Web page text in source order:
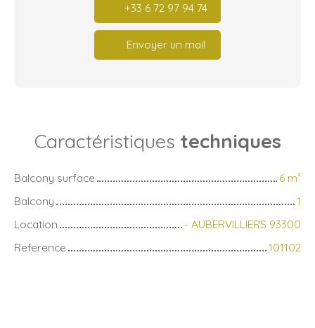
+33 6 72 97 94 74
Envoyer un mail
Caractéristiques techniques
Balcony surface 6 m²
Balcony
1
Location
- AUBERVILLIERS 93300
Reference
101102